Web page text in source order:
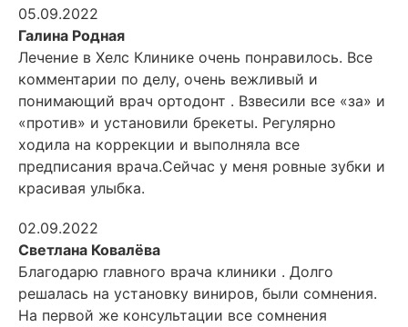
05.09.2022
Галина Родная
Лечение в Хелс Клинике очень понравилось. Все
комментарии по делу, очень вежливый и
понимающий врач ортодонт . Взвесили все «за» и
«против» и установили брекеты. Регулярно
ходила на коррекции и выполняла все
предписания врача.Сейчас у меня ровные зубки и
красивая улыбка.
02.09.2022
Светлана Ковалёва
Благодарю главного врача клиники . Долго
решалась на установку виниров, были сомнения.
На первой же консультации все сомнения